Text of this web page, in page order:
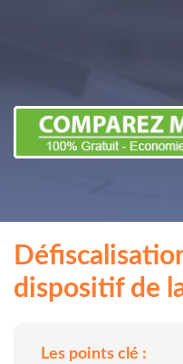
dispositif de
Les points clé :